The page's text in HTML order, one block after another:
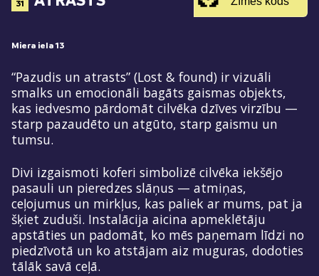
31
Miera iela 13
“Pazudis un atrasts” (Lost & found) ir vizuāli
smalks un emocionāli bagāts gaismas objekts,
kas iedvesmo pārdomāt cilvēka dzīves virzību —
starp pazaudēto un atgūto, starp gaismu un
tumsu.
Divi izgaismoti koferi simbolizē cilvēka iekšējo
pasauli un pieredzes slāņus — atmiņas,
ceļojumus un mirkļus, kas paliek ar mums, pat ja
šķiet zuduši. Instalācija aicina apmeklētāju
apstāties un padomāt, ko mēs paņemam līdzi no
piedzīvotā un ko atstājam aiz muguras, dodoties
tālāk savā ceļā.